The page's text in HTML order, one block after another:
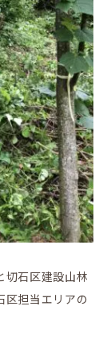
切石区建設山林
区担当エリアの